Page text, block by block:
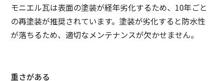
モニエル瓦は表面の塗装が経年劣化するため、10年ごと
の再塗装が推奨されています。塗装が劣化すると防水性
が落ちるため、適切なメンテナンスが欠かせません。
重さがある